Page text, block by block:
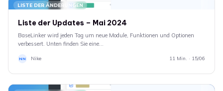
LISTE DER ÄNDERUNGEN
Liste der Updates – Mai 2024
BaseLinker wird jeden Tag um neue Module, Funktionen und Optionen
verbessert. Unten finden Sie eine…
NN Nike 11 Min. · 15/06